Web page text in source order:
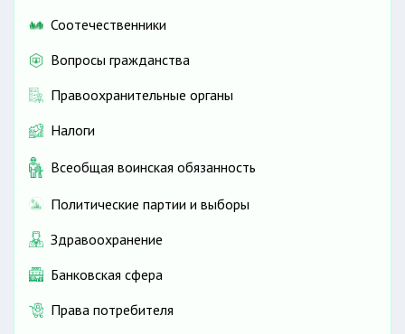
Соотечественники
Вопросы гражданства
Правоохранительные органы
Налоги
Всеобщая воинская обязанность
Политические партии и выборы
Здравоохранение
Банковская сфера
Права потребителя